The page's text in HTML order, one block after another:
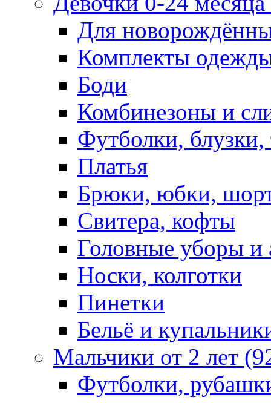
Для
Комплекты
Боди
Комбинезоны и
Футболки,
Платья
Брюки, юбки,
Свитера, кофты
Головные уборы и
Носки, колготки
Пинетки
Бельё и
Мальчики от 2 лет
Футболки,